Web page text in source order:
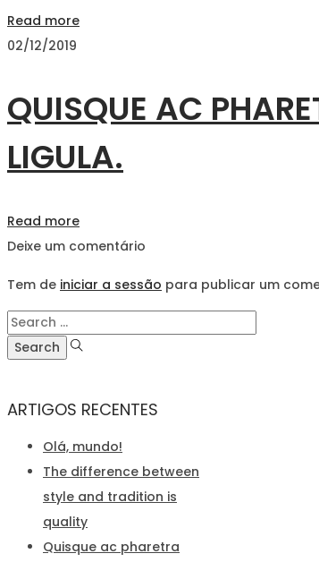
Read more
02/12/2019
QUISQUE AC
LIGULA.
Read more
Deixe um comentário
Tem de iniciar a sessão para publicar um
Search
for:
ARTIGOS RECENTES
Olá, mundo!
The difference between
style and tradition is
quality
Quisque ac pharetra